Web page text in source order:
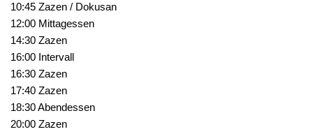
10:45 Zazen / Dokusan
12:00 Mittagessen
14:30 Zazen
16:00 Intervall
16:30 Zazen
17:40 Zazen
18:30 Abendessen
20:00 Zazen